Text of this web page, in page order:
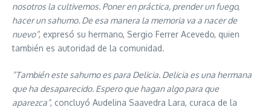
nosotros la cultivemos. Poner en práctica, prender un fuego,
hacer un sahumo. De esa manera la memoria va a nacer de
nuevo”, expresó su hermano, Sergio Ferrer Acevedo, quien
también es autoridad de la comunidad.
“También este sahumo es para Delicia. Delicia es una hermana
que ha desaparecido. Espero que hagan algo para que
aparezca”, concluyó Audelina Saavedra Lara, curaca de la